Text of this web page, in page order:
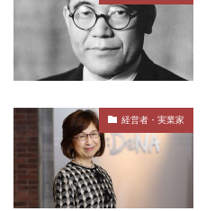
経営者・実業家